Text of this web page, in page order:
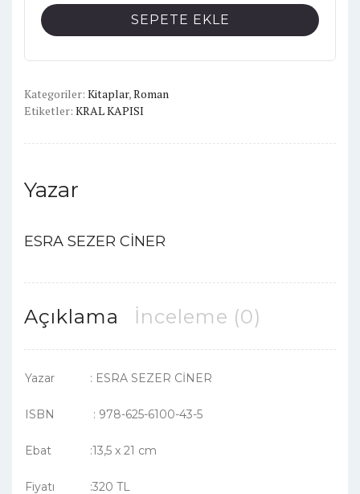
adet
SEPETE EKLE
Kategoriler: Kitaplar,Roman
Etiketler: KRAL KAPISI
Yazar
ESRA SEZER CİNER
Açıklama İnceleme (0)
Yazar : ESRA SEZER CİNER
ISBN : 978-625-6100-43-5
Ebat :13,5 x 21 cm
Fiyatı :320 TL